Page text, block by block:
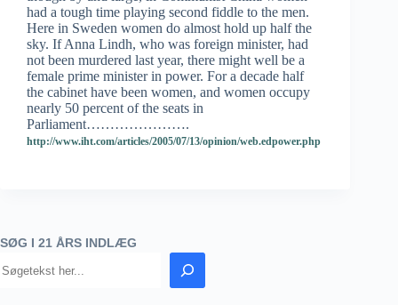
had a tough time playing second fiddle to the men.
Here in Sweden women do almost hold up half the
sky. If Anna Lindh, who was foreign minister, had
not been murdered last year, there might well be a
female prime minister in power. For a decade half
the cabinet have been women, and women occupy
nearly 50 percent of the seats in
Parliament………………….
http://www.iht.com/articles/2005/07/13/opinion/web.edpower.php
SØG I 21 ÅRS INDLÆG